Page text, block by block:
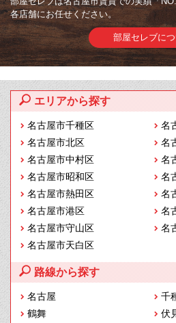
各店舗にお任せください。
部屋セレブに
エリアから探す
名古屋市千種区
名
名古屋市北区
名
名古屋市中村区
名
名古屋市昭和区
名
名古屋市熱田区
名
名古屋市港区
名
名古屋市守山区
名
名古屋市天白区
路線から探す
名古屋
千
鶴舞
伏